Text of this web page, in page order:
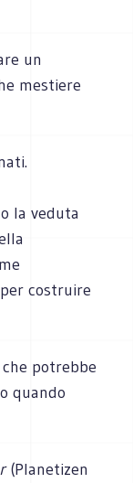
un
mestiere
la veduta
costruire
potrebbe
quando
(Planetizen